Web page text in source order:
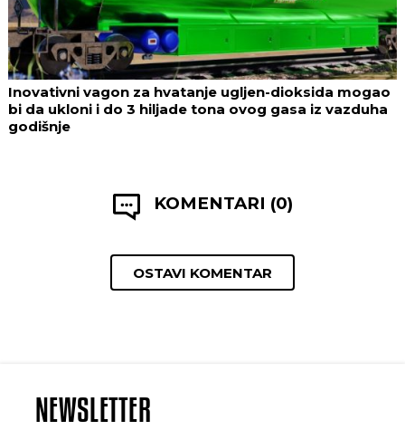
Inovativni vagon za hvatanje ugljen-dioksida mogao
bi da ukloni i do 3 hiljade tona ovog gasa iz vazduha
godišnje
KOMENTARI (0)
OSTAVI KOMENTAR
NEWSLETTER